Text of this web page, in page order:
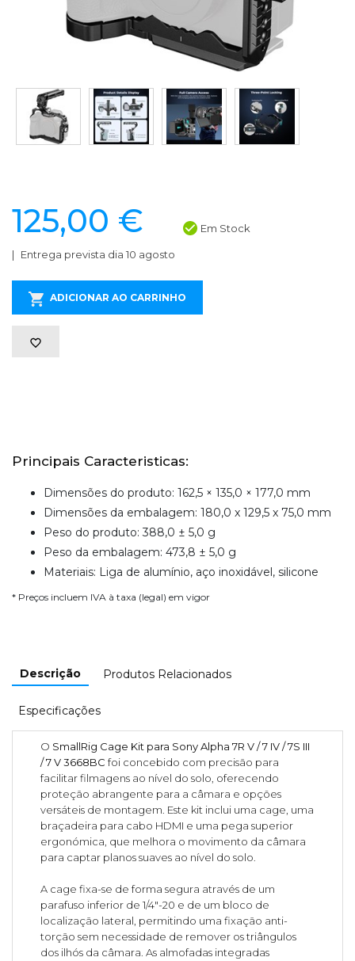
125,00 € Em Stock
Entrega prevista dia 10 agosto
ADICIONAR AO CARRINHO
Principais Caracteristicas:
Dimensões do produto: 162,5 × 135,0 × 177,0 mm
Dimensões da embalagem: 180,0 x 129,5 x 75,0 mm
Peso do produto: 388,0 ± 5,0 g
Peso da embalagem: 473,8 ± 5,0 g
Materiais: Liga de alumínio, aço inoxidável, silicone
* Preços incluem IVA à taxa (legal) em vigor
Descrição Produtos Relacionados
Especificações
O SmallRig Cage Kit para Sony Alpha 7R V / 7 IV / 7S III
/ 7 V 3668BC foi concebido com precisão para
facilitar filmagens ao nível do solo, oferecendo
proteção abrangente para a câmara e opções
versáteis de montagem. Este kit inclui uma cage, uma
braçadeira para cabo HDMI e uma pega superior
ergonómica, que melhora o movimento da câmara
para captar planos suaves ao nível do solo.
A cage fixa-se de forma segura através de um
parafuso inferior de 1/4"-20 e de um bloco de
localização lateral, permitindo uma fixação anti-
torção sem necessidade de remover os triângulos
dos ilhós da câmara. As almofadas integradas